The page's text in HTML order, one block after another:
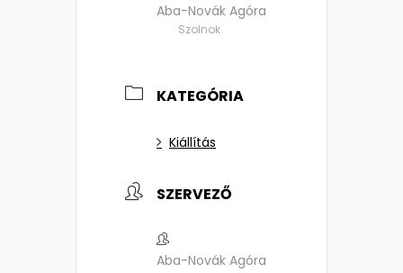
Aba-Novák Agóra
Szolnok
KATEGÓRIA
Kiállítás
SZERVEZŐ
Aba-Novák Agóra